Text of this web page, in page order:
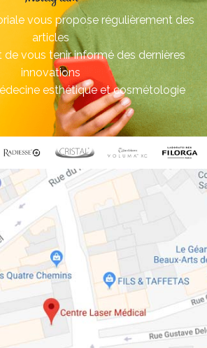
vous propose régulièrement des
articles
vous tenir informé des dernières
innovations
esthétique et cosmétologie